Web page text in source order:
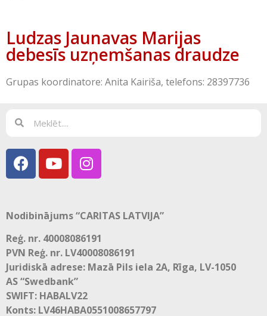
Ludzas Jaunavas Marijas
debesīs uzņemšanas draudze
Grupas koordinatore: Anita Kairiša, telefons: 28397736
Nodibinājums “CARITAS LATVIJA”
Reģ. nr. 40008086191
PVN Reģ. nr. LV40008086191
Juridiskā adrese: Mazā Pils iela 2A, Rīga, LV-1050
AS “Swedbank”
SWIFT: HABALV22
Konts: LV46HABA0551008657797